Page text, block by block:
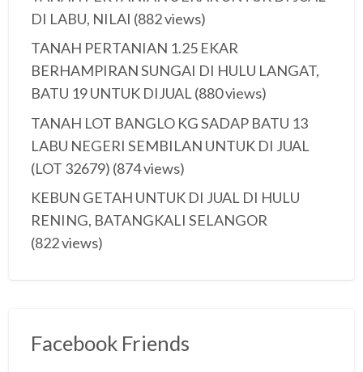
DI LABU, NILAI (882 views)
TANAH PERTANIAN 1.25 EKAR
BERHAMPIRAN SUNGAI DI HULU LANGAT,
BATU 19 UNTUK DIJUAL (880 views)
TANAH LOT BANGLO KG SADAP BATU 13
LABU NEGERI SEMBILAN UNTUK DI JUAL
(LOT 32679) (874 views)
KEBUN GETAH UNTUK DI JUAL DI HULU
RENING, BATANGKALI SELANGOR
(822 views)
Facebook Friends